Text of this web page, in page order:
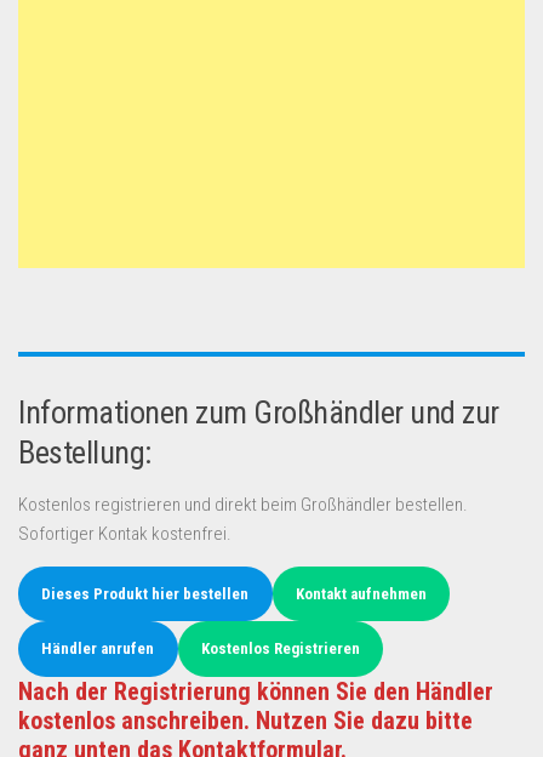
Kostenlos Registrieren
Newsletter
Informationen zum Großhändler und zur
Bestellung:
Kostenlos registrieren und direkt beim Großhändler bestellen.
Sofortiger Kontak kostenfrei.
Dieses Produkt hier bestellen Kontakt aufnehmen
Händler anrufen Kostenlos Registrieren
Nach der Registrierung können Sie den Händler
kostenlos anschreiben. Nutzen Sie dazu bitte
ganz unten das Kontaktformular.